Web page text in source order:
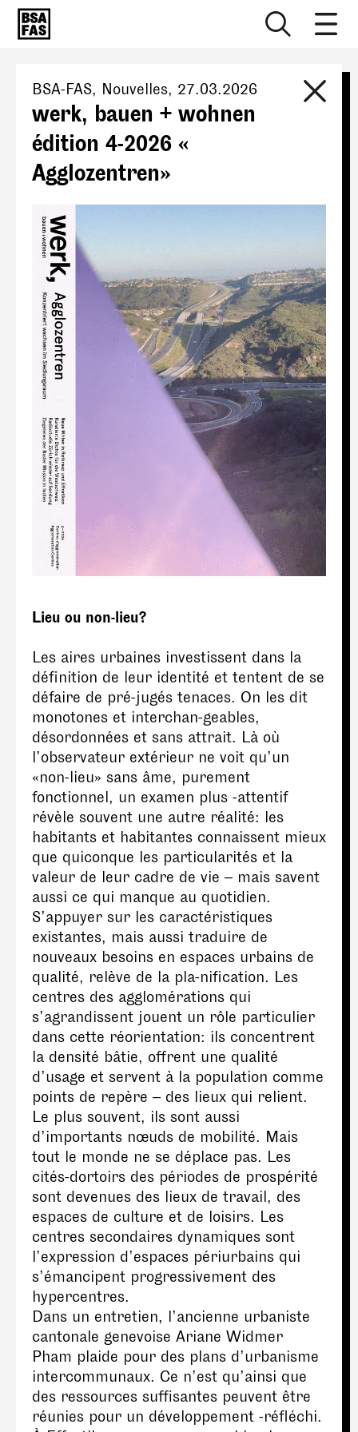
BSA-FAS, Nouvelles, 27.03.2026
werk, bauen + wohnen
édition 4-2026 «
Agglozentren»
Lieu ou non-lieu?
Les aires urbaines investissent dans la
définition de leur identité et tentent de se
défaire de pré-jugés tenaces. On les dit
monotones et interchan-geables,
désordonnées et sans attrait. Là où
l’observateur extérieur ne voit qu’un
«non-lieu» sans âme, purement
fonctionnel, un examen plus -attentif
révèle souvent une autre réalité: les
habitants et habitantes connaissent mieux
que quiconque les particularités et la
valeur de leur cadre de vie – mais savent
aussi ce qui manque au quotidien.
S’appuyer sur les caractéristiques
existantes, mais aussi traduire de
nouveaux besoins en espaces urbains de
qualité, relève de la pla-nification. Les
centres des agglomérations qui
s’agrandissent jouent un rôle particulier
dans cette réorientation: ils concentrent
la densité bâtie, offrent une qualité
d’usage et servent à la population comme
points de repère – des lieux qui relient.
Le plus souvent, ils sont aussi
d’importants nœuds de mobilité. Mais
tout le monde ne se déplace pas. Les
cités-dortoirs des périodes de prospérité
sont devenues des lieux de travail, des
espaces de culture et de loisirs. Les
centres secondaires dynamiques sont
l’expression d’espaces périurbains qui
s’émancipent progressivement des
hypercentres.
Dans un entretien, l’ancienne urbaniste
cantonale genevoise Ariane Widmer
Pham plaide pour des plans d’urbanisme
intercommunaux. Ce n’est qu’ainsi que
des ressources suffisantes peuvent être
réunies pour un développement -réfléchi.